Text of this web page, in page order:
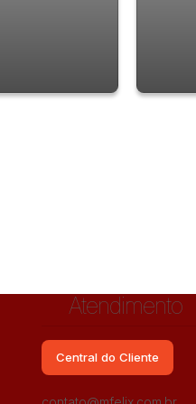
Atendimento
Central do Cliente